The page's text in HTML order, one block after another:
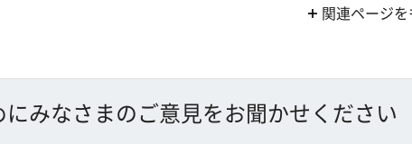
関連ページ
みなさまのご意見をお聞かせください